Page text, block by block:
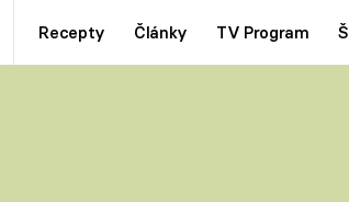
Recepty Články TV Program